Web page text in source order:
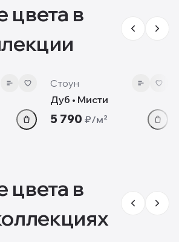
цвета в
Стоун
Дуб • Мисти
5 790 ₽/м²
цвета в
8 мм